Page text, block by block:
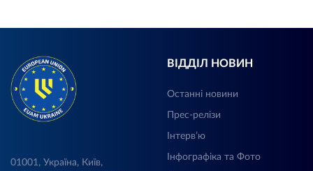
01001, Україна, Київ,
ВІДДІЛ НОВИН
Останні новини
Прес-релізи
Інтерв’ю
Інфографіка та Фото